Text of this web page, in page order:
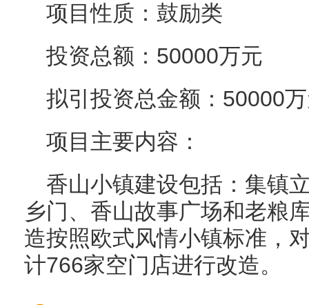
项目性质：鼓励类
投资总额：50000万元
拟引投资总金额：50000
项目主要内容：
香山小镇建设包括：集镇
乡门、香山故事广场和老粮
造按照欧式风情小镇标准，
计766家空门店进行改造。